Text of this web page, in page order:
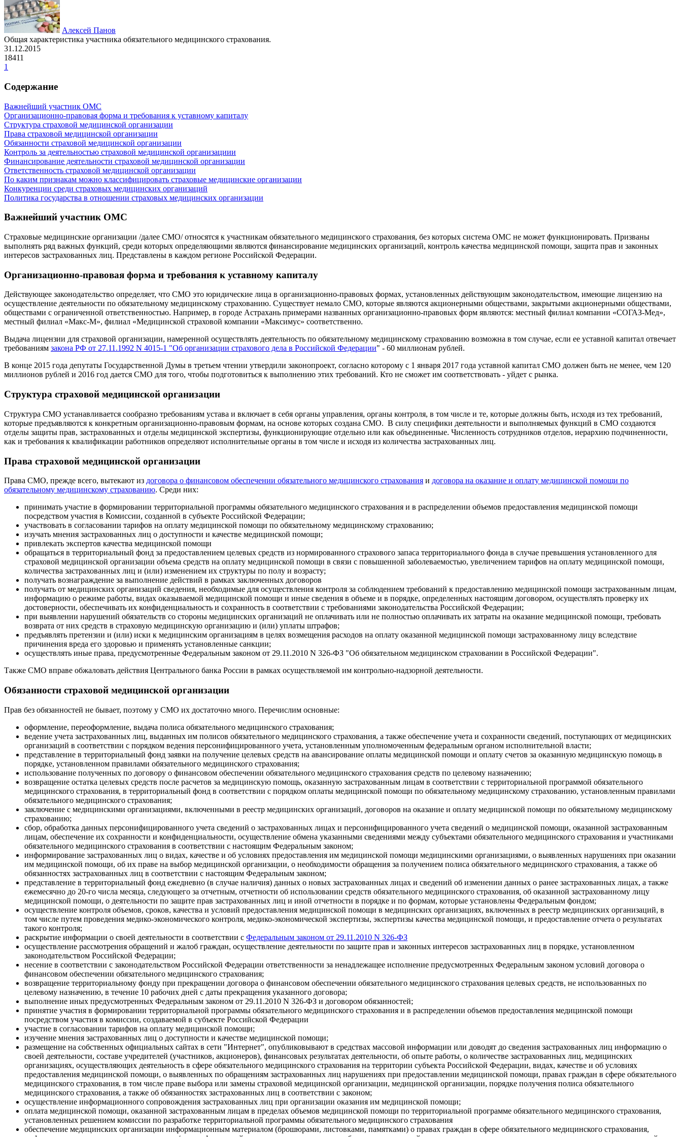
Алексей Панов
Общая характеристика участника обязательного медицинского страхования.
31.12.2015
18411
1
Содержание
Важнейший участник ОМС
Организационно-правовая форма и требования к уставному капиталу
Структура страховой медицинской организации
Права страховой медицинской организации
Обязанности страховой медицинской организации
Контроль за деятельностью страховой медицинской организациии
Финансирование деятельности страховой медицинской организации
Ответственность страховой медицинской организации
По каким признакам можно классифицировать страховые медицинские организации
Конкуренции среди страховых медицинских организаций
Политика государства в отношении страховых медицинских организации
Важнейший участник ОМС
Страховые медицинские организации /далее СМО/ относятся к участникам обязательного медицинского страхования, без которых система ОМС не может функционировать. Призваны
выполнять ряд важных функций, среди которых определяющими являются финансирование медицинских организаций, контроль качества медицинской помощи, защита прав и законных
интересов застрахованных лиц. Представлены в каждом регионе Российской Федерации.
Организационно-правовая форма и требования к уставному капиталу
Действующее законодательство определяет, что СМО это юридические лица в организационно-правовых формах, установленных действующим законодательством, имеющие лицензию на
осуществление деятельности по обязательному медицинскому страхованию. Существует немало СМО, которые являются акционерными обществами, закрытыми акционерными обществами,
обществами с ограниченной ответственностью. Например, в городе Астрахань примерами названных организационно-правовых форм являются: местный филиал компании «СОГАЗ-Мед»,
местный филиал «Макс-М», филиал «Медицинской страховой компании «Максимус» соответственно.
Выдача лицензии для страховой организации, намеренной осуществлять деятельность по обязательному медицинскому страхованию возможна в том случае, если ее уставной капитал отвечает
требованиям закона РФ от 27.11.1992 N 4015-1 "Об организации страхового дела в Российской Федерации" - 60 миллионам рублей.
В конце 2015 года депутаты Государственной Думы в третьем чтении утвердили законопроект, согласно которому с 1 января 2017 года уставной капитал СМО должен быть не менее, чем 120
миллионов рублей и 2016 год дается СМО для того, чтобы подготовиться к выполнению этих требований. Кто не сможет им соответствовать - уйдет с рынка.
Структура страховой медицинской организации
Структура СМО устанавливается сообразно требованиям устава и включает в себя органы управления, органы контроля, в том числе и те, которые должны быть, исходя из тех требований,
которые предъявляются к конкретным организационно-правовым формам, на основе которых создана СМО. В силу специфики деятельности и выполняемых функций в СМО создаются
отделы защиты прав, застрахованных и отделы медицинской экспертизы, функционирующие отдельно или как объединенные. Численность сотрудников отделов, иерархию подчиненности,
как и требования к квалификации работников определяют исполнительные органы в том числе и исходя из количества застрахованных лиц.
Права страховой медицинской организации
Права СМО, прежде всего, вытекают из договора о финансовом обеспечении обязательного медицинского страхования и договора на оказание и оплату медицинской помощи по
обязательному медицинскому страхованию. Среди них:
принимать участие в формировании территориальной программы обязательного медицинского страхования и в распределении объемов предоставления медицинской помощи
посредством участия в Комиссии, созданной в субъекте Российской Федерации;
участвовать в согласовании тарифов на оплату медицинской помощи по обязательному медицинскому страхованию;
изучать мнения застрахованных лиц о доступности и качестве медицинской помощи;
привлекать экспертов качества медицинской помощи
обращаться в территориальный фонд за предоставлением целевых средств из нормированного страхового запаса территориального фонда в случае превышения установленного для
страховой медицинской организации объема средств на оплату медицинской помощи в связи с повышенной заболеваемостью, увеличением тарифов на оплату медицинской помощи,
количества застрахованных лиц и (или) изменением их структуры по полу и возрасту;
получать вознаграждение за выполнение действий в рамках заключенных договоров
получать от медицинских организаций сведения, необходимые для осуществления контроля за соблюдением требований к предоставлению медицинской помощи застрахованным лицам,
информацию о режиме работы, видах оказываемой медицинской помощи и иные сведения в объеме и в порядке, определенных настоящим договором, осуществлять проверку их
достоверности, обеспечивать их конфиденциальность и сохранность в соответствии с требованиями законодательства Российской Федерации;
при выявлении нарушений обязательств со стороны медицинских организаций не оплачивать или не полностью оплачивать их затраты на оказание медицинской помощи, требовать
возврата от них средств в страховую медицинскую организацию и (или) уплаты штрафов;
предъявлять претензии и (или) иски к медицинским организациям в целях возмещения расходов на оплату оказанной медицинской помощи застрахованному лицу вследствие
причинения вреда его здоровью и применять установленные санкции;
осуществлять иные права, предусмотренные Федеральным законом от 29.11.2010 N 326-ФЗ "Об обязательном медицинском страховании в Российской Федерации".
Также СМО вправе обжаловать действия Центрального банка России в рамках осуществляемой им контрольно-надзорной деятельности.
Обязанности страховой медицинской организации
Прав без обязанностей не бывает, поэтому у СМО их достаточно много. Перечислим основные:
оформление, переоформление, выдача полиса обязательного медицинского страхования;
ведение учета застрахованных лиц, выданных им полисов обязательного медицинского страхования, а также обеспечение учета и сохранности сведений, поступающих от медицинских
организаций в соответствии с порядком ведения персонифицированного учета, установленным уполномоченным федеральным органом исполнительной власти;
представление в территориальный фонд заявки на получение целевых средств на авансирование оплаты медицинской помощи и оплату счетов за оказанную медицинскую помощь в
порядке, установленном правилами обязательного медицинского страхования;
использование полученных по договору о финансовом обеспечении обязательного медицинского страхования средств по целевому назначению;
возвращение остатка целевых средств после расчетов за медицинскую помощь, оказанную застрахованным лицам в соответствии с территориальной программой обязательного
медицинского страхования, в территориальный фонд в соответствии с порядком оплаты медицинской помощи по обязательному медицинскому страхованию, установленным правилами
обязательного медицинского страхования;
заключение с медицинскими организациями, включенными в реестр медицинских организаций, договоров на оказание и оплату медицинской помощи по обязательному медицинскому
страхованию;
сбор, обработка данных персонифицированного учета сведений о застрахованных лицах и персонифицированного учета сведений о медицинской помощи, оказанной застрахованным
лицам, обеспечение их сохранности и конфиденциальности, осуществление обмена указанными сведениями между субъектами обязательного медицинского страхования и участниками
обязательного медицинского страхования в соответствии с настоящим Федеральным законом;
информирование застрахованных лиц о видах, качестве и об условиях предоставления им медицинской помощи медицинскими организациями, о выявленных нарушениях при оказании
им медицинской помощи, об их праве на выбор медицинской организации, о необходимости обращения за получением полиса обязательного медицинского страхования, а также об
обязанностях застрахованных лиц в соответствии с настоящим Федеральным законом;
представление в территориальный фонд ежедневно (в случае наличия) данных о новых застрахованных лицах и сведений об изменении данных о ранее застрахованных лицах, а также
ежемесячно до 20-го числа месяца, следующего за отчетным, отчетности об использовании средств обязательного медицинского страхования, об оказанной застрахованному лицу
медицинской помощи, о деятельности по защите прав застрахованных лиц и иной отчетности в порядке и по формам, которые установлены Федеральным фондом;
осуществление контроля объемов, сроков, качества и условий предоставления медицинской помощи в медицинских организациях, включенных в реестр медицинских организаций, в
том числе путем проведения медико-экономического контроля, медико-экономической экспертизы, экспертизы качества медицинской помощи, и предоставление отчета о результатах
такого контроля;
раскрытие информации о своей деятельности в соответствии с Федеральным законом от 29.11.2010 N 326-ФЗ
осуществление рассмотрения обращений и жалоб граждан, осуществление деятельности по защите прав и законных интересов застрахованных лиц в порядке, установленном
законодательством Российской Федерации;
несение в соответствии с законодательством Российской Федерации ответственности за ненадлежащее исполнение предусмотренных Федеральным законом условий договора о
финансовом обеспечении обязательного медицинского страхования;
возвращение территориальному фонду при прекращении договора о финансовом обеспечении обязательного медицинского страхования целевых средств, не использованных по
целевому назначению, в течение 10 рабочих дней с даты прекращения указанного договора;
выполнение иных предусмотренных Федеральным законом от 29.11.2010 N 326-ФЗ и договором обязанностей;
принятие участия в формировании территориальной программы обязательного медицинского страхования и в распределении объемов предоставления медицинской помощи
посредством участия в комиссии, создаваемой в субъекте Российской Федерации
участие в согласовании тарифов на оплату медицинской помощи;
изучение мнения застрахованных лиц о доступности и качестве медицинской помощи;
размещение на собственных официальных сайтах в сети "Интернет", опубликовывают в средствах массовой информации или доводят до сведения застрахованных лиц информацию о
своей деятельности, составе учредителей (участников, акционеров), финансовых результатах деятельности, об опыте работы, о количестве застрахованных лиц, медицинских
организациях, осуществляющих деятельность в сфере обязательного медицинского страхования на территории субъекта Российской Федерации, видах, качестве и об условиях
предоставления медицинской помощи, о выявленных по обращениям застрахованных лиц нарушениях при предоставлении медицинской помощи, правах граждан в сфере обязательного
медицинского страхования, в том числе праве выбора или замены страховой медицинской организации, медицинской организации, порядке получения полиса обязательного
медицинского страхования, а также об обязанностях застрахованных лиц в соответствии с законом;
осуществление информационного сопровождения застрахованных лиц при организации оказания им медицинской помощи;
оплата медицинской помощи, оказанной застрахованным лицам в пределах объемов медицинской помощи по территориальной программе обязательного медицинского страхования,
установленных решением комиссии по разработке территориальной программы обязательного медицинского страхования
обеспечение медицинских организации информационным материалом (брошюрами, листовками, памятками) о правах граждан в сфере обязательного медицинского страхования,